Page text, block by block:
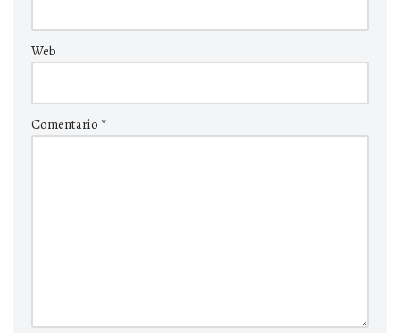
Web
Comentario *